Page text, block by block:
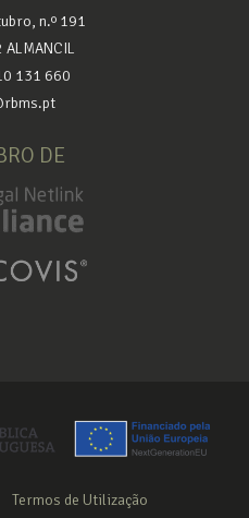
n.º 191
131 660
DE
Termos de Utilização